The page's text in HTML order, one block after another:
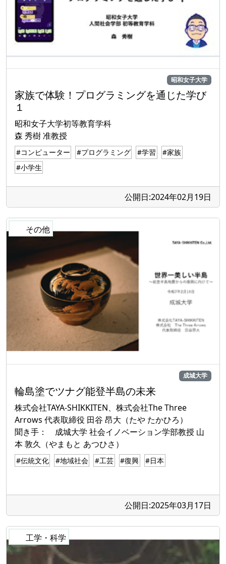
昭和女子大学
家族で体験！プログラミングを通じた学び
１
昭和女子大学初等教育学科
森 秀樹 准教授
#コンピューター #プログラミング #学習
#家族
#小学生
公開日:2024年02月19日
成城大学
輪島塗でツナグ能登半島の未来
株式会社TAYA-SHIKKITEN、株式会社The Three
Arrows 代表取締役 田谷 昂大（たや たかひろ）
聞き手： 成城大学 社会イノベーション学部教授 山
本 敦久（やまもと あつひさ）
#伝統文化 #地域社会 #工芸 #復興 #日本
公開日:2025年03月17日